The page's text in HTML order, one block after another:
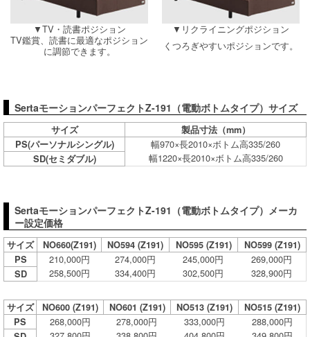
▼TV・読書ポジション
▼リクライニングポジション
TV鑑賞、読書に最適なポジション
に調節できます。
くつろぎやすいポジションです。
SertaモーションパーフェクトZ-191（電動ボトムタイプ）サイズ
サイズ
製品寸法（mm）
PS(パーソナルシングル)
幅970×長2010×ボトム高335/260
SD(セミダブル) 幅1220×長2010×ボトム高335/260
SertaモーションパーフェクトZ-191（電動ボトムタイプ）メーカ
ー設定価格
サイズ NO660(Z191) NO594 (Z191) NO595 (Z191)
NO599 (Z191)
PS
210,000円 274,000円 245,000円 269,000円
SD 258,500円 334,400円 302,500円 328,900円
サイズ NO600 (Z191) NO601 (Z191) NO513 (Z191)
NO515 (Z191)
PS
268,000円 278,000円 333,000円 288,000円